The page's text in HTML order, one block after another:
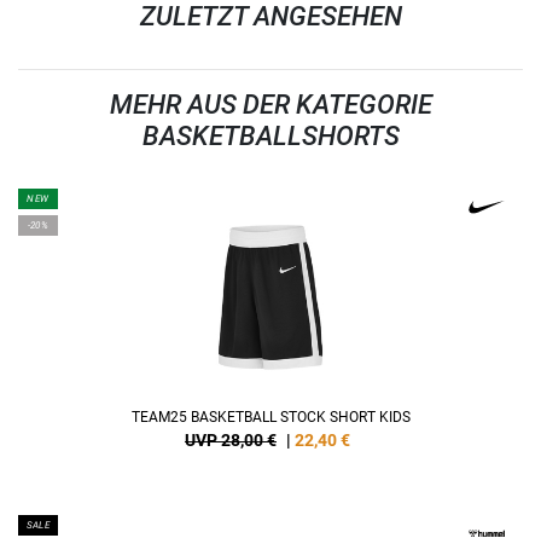
ZULETZT ANGESEHEN
MEHR AUS DER KATEGORIE
BASKETBALLSHORTS
NEW
-20%
TEAM25 BASKETBALL STOCK SHORT KIDS
UVP 28,00 € | 22,40€
SALE